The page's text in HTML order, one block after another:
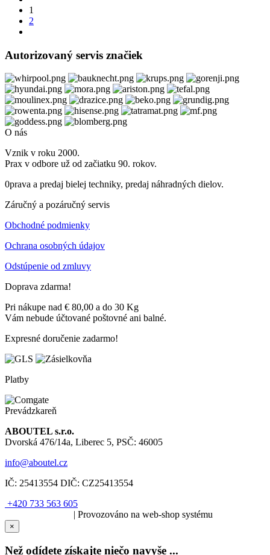
1
2
Autorizovaný servis značiek
O nás
Vznik v roku 2000.
Prax v odbore už od začiatku 90. rokov.
0prava a predaj bielej techniky, predaj náhradných dielov.
Záručný a pozáručný servis
Obchodné podmienky
Ochrana osobných údajov
Odstúpenie od zmluvy
Doprava zdarma!
Pri nákupe nad € 80,00 a do 30 Kg
Vám nebude účtované poštovné ani balné.
Expresné doručenie zadarmo!
Platby
Prevádzkareň
ABOUTEL s.r.o.
Dvorská 476/14a, Liberec 5, PSČ: 46005
info@aboutel.cz
IČ: 25413554 DIČ: CZ25413554
+420 733 563 605
| Provozováno na web-shop systému
×
Než odídete získajte niečo navyše ...